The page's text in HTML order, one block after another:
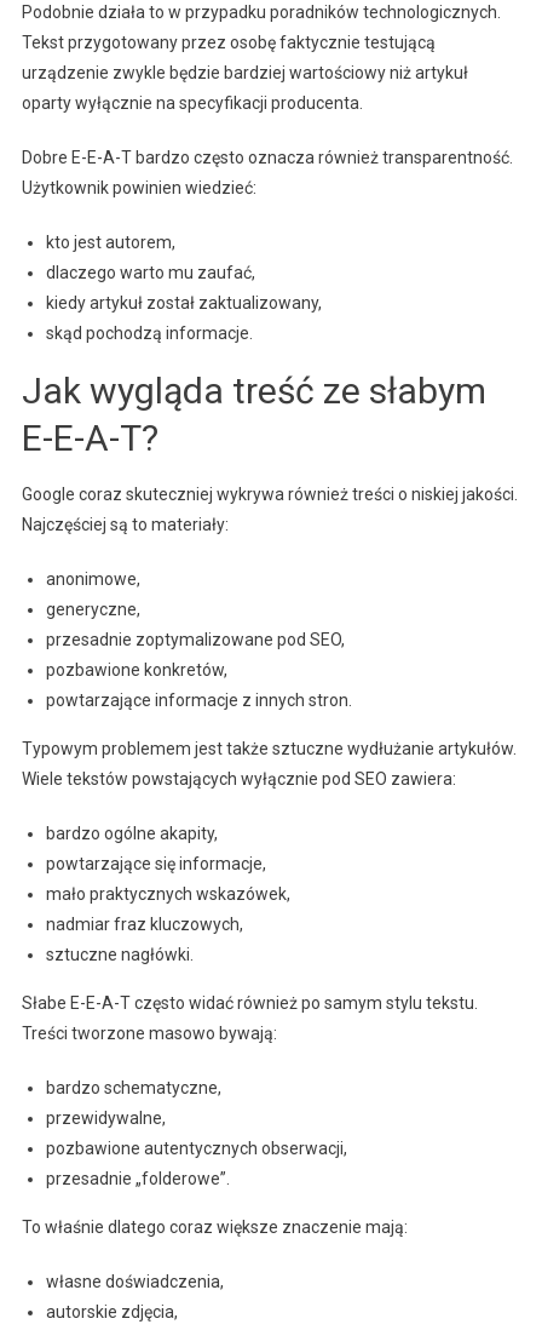
Podobnie działa to w przypadku poradników technologicznych.
Tekst przygotowany przez osobę faktycznie testującą
urządzenie zwykle będzie bardziej wartościowy niż artykuł
oparty wyłącznie na specyfikacji producenta.
Dobre E-E-A-T bardzo często oznacza również transparentność.
Użytkownik powinien wiedzieć:
kto jest autorem,
dlaczego warto mu zaufać,
kiedy artykuł został zaktualizowany,
skąd pochodzą informacje.
Jak wygląda treść ze słabym
E-E-A-T?
Google coraz skuteczniej wykrywa również treści o niskiej jakości.
Najczęściej są to materiały:
anonimowe,
generyczne,
przesadnie zoptymalizowane pod SEO,
pozbawione konkretów,
powtarzające informacje z innych stron.
Typowym problemem jest także sztuczne wydłużanie artykułów.
Wiele tekstów powstających wyłącznie pod SEO zawiera:
bardzo ogólne akapity,
powtarzające się informacje,
mało praktycznych wskazówek,
nadmiar fraz kluczowych,
sztuczne nagłówki.
Słabe E-E-A-T często widać również po samym stylu tekstu.
Treści tworzone masowo bywają:
bardzo schematyczne,
przewidywalne,
pozbawione autentycznych obserwacji,
przesadnie „folderowe”.
To właśnie dlatego coraz większe znaczenie mają:
własne doświadczenia,
autorskie zdjęcia,